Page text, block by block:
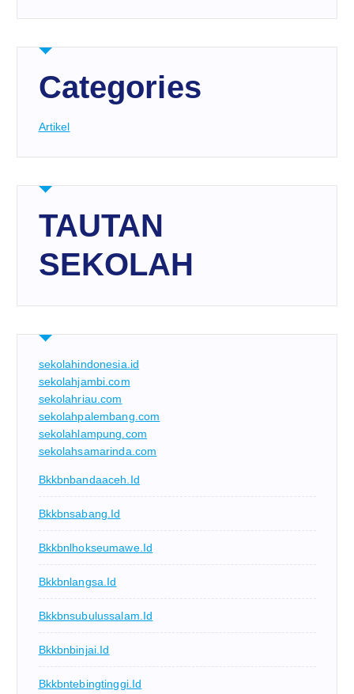
Categories
Artikel
TAUTAN
SEKOLAH
sekolahindonesia.id
sekolahjambi.com
sekolahriau.com
sekolahpalembang.com
sekolahlampung.com
sekolahsamarinda.com
Bkkbnbandaaceh.id
Bkkbnsabang.id
Bkkbnlhokseumawe.id
Bkkbnlangsa.id
Bkkbnsubulussalam.id
Bkkbnbinjai.id
Bkkbntebingtinggi.id